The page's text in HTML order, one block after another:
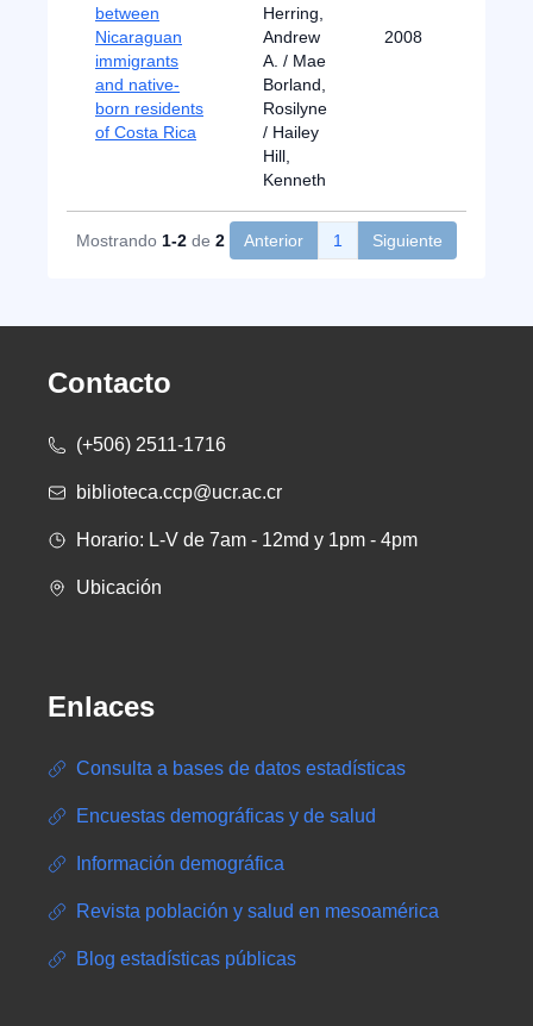
between
Nicaraguan
immigrants
and native-
born residents
of Costa Rica
Herring,
Andrew
A. / Mae
Borland,
Rosilyne
/ Hailey
Hill,
Kenneth
2008
Mostrando 1-2 de 2 Anterior 1 Siguiente
Contacto
(+506) 2511-1716
biblioteca.ccp@ucr.ac.cr
Horario: L-V de 7am - 12md y 1pm - 4pm
Ubicación
Enlaces
Consulta a bases de datos estadísticas
Encuestas demográficas y de salud
Información demográfica
Revista población y salud en mesoamérica
Blog estadísticas públicas